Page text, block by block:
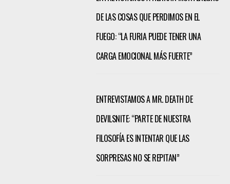
DE LAS COSAS QUE PERDIMOS EN EL
FUEGO: “LA FURIA PUEDE TENER UNA
CARGA EMOCIONAL MÁS FUERTE”
ENTREVISTAMOS A MR. DEATH DE
DEVILSNITE: “PARTE DE NUESTRA
FILOSOFÍA ES INTENTAR QUE LAS
SORPRESAS NO SE REPITAN”